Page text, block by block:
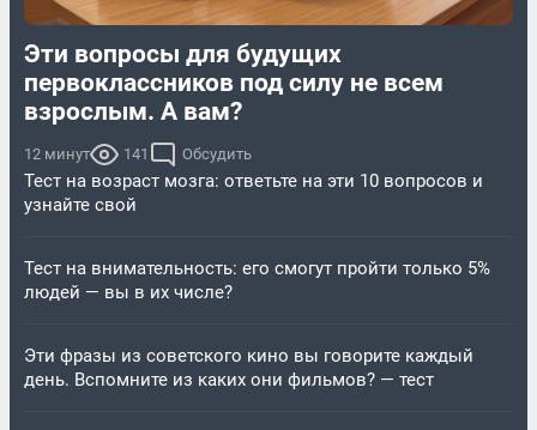
Эти вопросы для будущих
первоклассников под силу не всем
взрослым. А вам?
12 минут 141 Обсудить
Тест на возраст мозга: ответьте на эти 10 вопросов и
узнайте свой
Тест на внимательность: его смогут пройти только 5%
людей — вы в их числе?
Эти фразы из советского кино вы говорите каждый
день. Вспомните из каких они фильмов? — тест